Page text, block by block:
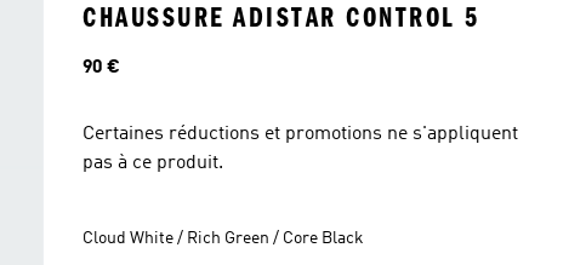
CHAUSSURE ADISTAR CONTROL 5
Prix
90 €
Certaines réductions et promotions ne s'appliquent
pas à ce produit.
Cloud White / Rich Green / Core Black